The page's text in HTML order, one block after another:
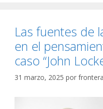
Las fuentes de
en el
caso “John
31 marzo, 2025 por